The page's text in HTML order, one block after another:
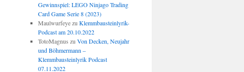
Gewinnspiel: LEGO Ninjago Trading
Card Game Serie 8 (2023)
Maulwurfeyezu Klemmbausteinlyrik-
Podcast am 20.10.2022
TotoMagnus zu Von Decken, Neujahr
und Böhmermann –
Klemmbausteinlyrik Podcast
07.11.2022